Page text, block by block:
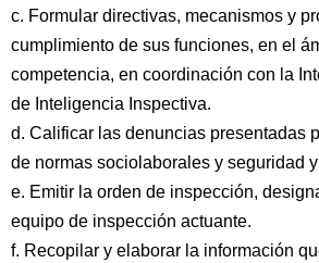
c. Formular directivas, mecanismos y
cumplimiento de sus funciones, en el
competencia, en coordinación con la
de Inteligencia Inspectiva.
d. Calificar las denuncias presentadas
de normas sociolaborales y seguridad
e. Emitir la orden de inspección,
equipo de inspección actuante.
f. Recopilar y elaborar la información